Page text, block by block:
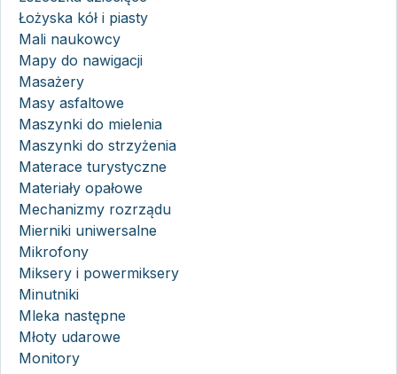
Łożyska kół i piasty
Mali naukowcy
Mapy do nawigacji
Masażery
Masy asfaltowe
Maszynki do mielenia
Maszynki do strzyżenia
Materace turystyczne
Materiały opałowe
Mechanizmy rozrządu
Mierniki uniwersalne
Mikrofony
Miksery i powermiksery
Minutniki
Mleka następne
Młoty udarowe
Monitory